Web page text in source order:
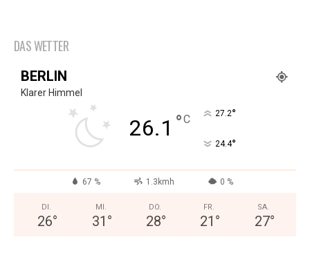
DAS WETTER
BERLIN
Klarer Himmel
26.1 °C 27.2°
24.4°
67 % 1.3kmh 0 %
DI.
26°
MI.
31 °
DO.
28°
FR.
21 °
SA.
27°